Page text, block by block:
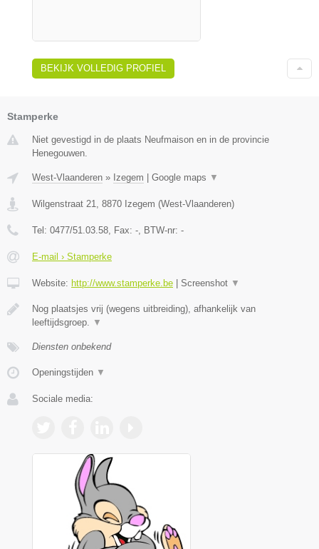
BEKIJK VOLLEDIG PROFIEL
Stamperke
Niet gevestigd in de plaats Neufmaison en in de provincie
Henegouwen.
West-Vlaanderen » Izegem Google maps ▼
Wilgenstraat 21 8870 Izegem (West-Vlaanderen)
Tel: 0477/51.03.58 , Fax: - , BTW-nr: -
E-mail › Stamperke
Website: http://www.stamperke.be Screenshot ▼
Nog plaatsjes vrij (wegens uitbreiding), afhankelijk van
leeftijdsgroep.
▼
Diensten onbekend
Openingstijden ▼
Sociale media: